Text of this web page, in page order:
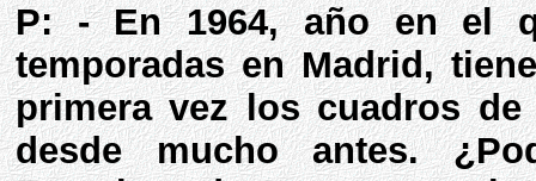
P: - En 1964, año en el
temporadas en Madrid,
primera vez los cuadros
desde mucho antes.